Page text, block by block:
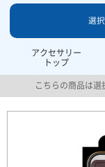
アクセサリー
トップ
選
こちらの商品は選